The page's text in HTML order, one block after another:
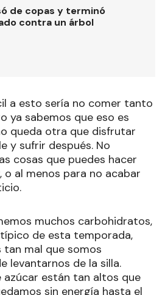
de copas y terminó
contra un árbol
a esto sería no comer tanto
ya sabemos que eso es
queda otra que disfrutar
y sufrir después. No
cosas que puedes hacer
al menos para no acabar
muchos carbohidratos,
de esta temporada,
mal que somos
levantarnos de la silla.
azúcar están tan altos que
sin energía hasta el